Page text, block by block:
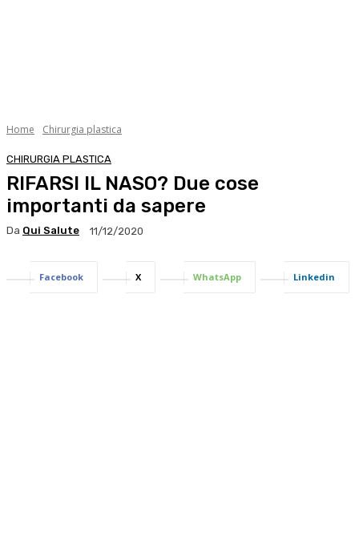
Home Chirurgia plastica
CHIRURGIA PLASTICA
RIFARSI IL NASO? Due cose
importanti da sapere
Da Qui Salute 11/12/2020
Facebook X WhatsApp Linkedin